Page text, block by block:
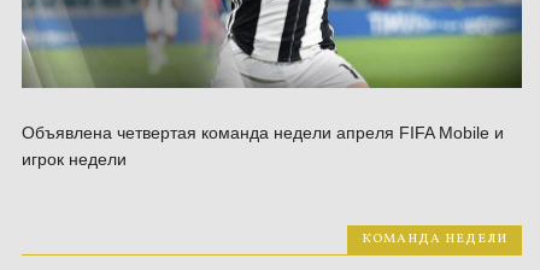
Объявлена четвертая команда недели апреля FIFA Mobile и
игрок недели
КОМАНДА НЕДЕЛИ